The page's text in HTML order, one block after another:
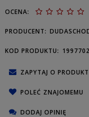
OCENA:
PRODUCENT:
KOD PRODUKTU:
ZAPYTAJ O PRODUKT
POLEĆ ZNAJOMEMU
DODAJ OPINIĘ